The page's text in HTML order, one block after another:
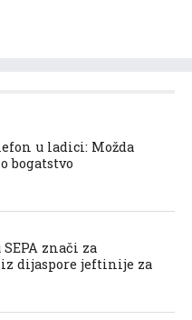
u ladici: Možda
bogatstvo
znači za
dijaspore jeftinije za